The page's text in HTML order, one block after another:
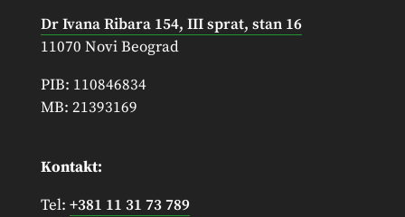
Dr Ivana Ribara 154, III sprat, stan 16
11070 Novi Beograd
PIB: 110846834
MB: 21393169
Kontakt:
Tel: +381 11 31 73 789